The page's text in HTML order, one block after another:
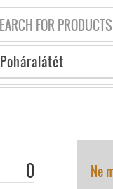
Poháralátét
0 Ne